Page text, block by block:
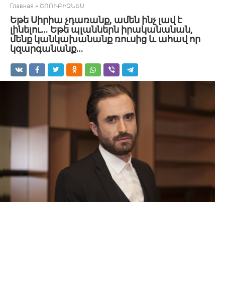
Главная » ՇՈՈՒ-ԲԻԶՆԵՍ
Եթե Սիրիա չդառանք, ամեն ինչ լավ է
լինելու… Եթե պլաններն իրականանան,
մենք կանկախանանք ռուսից և ահավ որ
կզարգանանք…